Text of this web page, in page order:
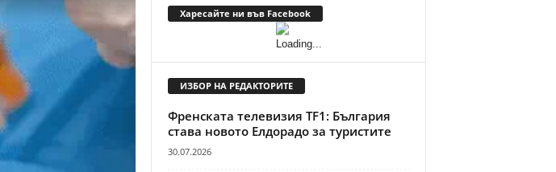
Харесайте ни във Facebook
ИЗБОР НА РЕДАКТОРИТЕ
Френската телевизия TF1: България
става новото Елдорадо за туристите
30.07.2026